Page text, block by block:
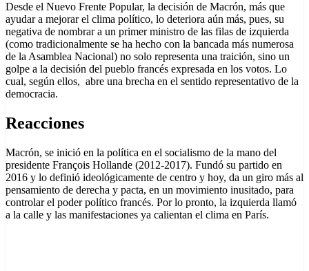
Desde el Nuevo Frente Popular, la decisión de Macrón, más que
ayudar a mejorar el clima político, lo deteriora aún más, pues, su
negativa de nombrar a un primer ministro de las filas de izquierda
(como tradicionalmente se ha hecho con la bancada más numerosa
de la Asamblea Nacional) no solo representa una traición, sino un
golpe a la decisión del pueblo francés expresada en los votos. Lo
cual, según ellos, abre una brecha en el sentido representativo de la
democracia.
Reacciones
Macrón, se inició en la política en el socialismo de la mano del
presidente François Hollande (2012-2017). Fundó su partido en
2016 y lo definió ideológicamente de centro y hoy, da un giro más al
pensamiento de derecha y pacta, en un movimiento inusitado, para
controlar el poder político francés. Por lo pronto, la izquierda llamó
a la calle y las manifestaciones ya calientan el clima en París.